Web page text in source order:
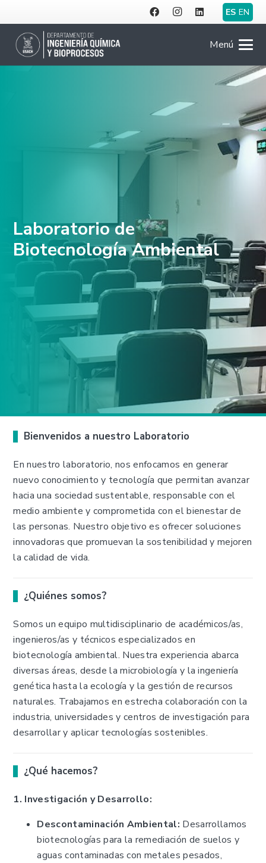
ES EN
Menú
Laboratorio de
Biotecnología Ambiental
Bienvenidos a nuestro Laboratorio
En nuestro laboratorio, nos enfocamos en generar
nuevo conocimiento y tecnología que permitan avanzar
hacia una sociedad sustentable, responsable con el
medio ambiente y comprometida con el bienestar de
las personas. Nuestro objetivo es ofrecer soluciones
innovadoras que promuevan la sostenibilidad y mejoren
la calidad de vida.
¿Quiénes somos?
Somos un equipo multidisciplinario de académicos/as,
ingenieros/as y técnicos especializados en
biotecnología ambiental. Nuestra experiencia abarca
diversas áreas, desde la microbiología y la ingeniería
genética hasta la ecología y la gestión de recursos
naturales. Trabajamos en estrecha colaboración con la
industria, universidades y centros de investigación para
desarrollar y aplicar tecnologías sostenibles.
¿Qué hacemos?
1. Investigación y Desarrollo:
Descontaminación Ambiental: Desarrollamos
biotecnologías para la remediación de suelos y
aguas contaminadas con metales pesados,